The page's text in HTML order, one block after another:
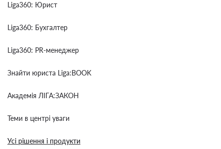
Liga360: Юрист
Liga360: Бухгалтер
Liga360: PR-менеджер
Знайти юриста Liga:BOOK
Академія ЛІГА:ЗАКОН
Теми в центрі уваги
Усі рішення і продукти